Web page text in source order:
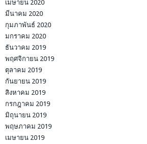
เมษายน 2020
มีนาคม 2020
กุมภาพันธ์ 2020
มกราคม 2020
ธันวาคม 2019
พฤศจิกายน 2019
ตุลาคม 2019
กันยายน 2019
สิงหาคม 2019
กรกฎาคม 2019
มิถุนายน 2019
พฤษภาคม 2019
เมษายน 2019